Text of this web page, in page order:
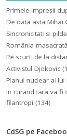
Primele impresii
De data asta Mihai
Sincronicitati si pilde
România
Pe scurt, de la
Activistul Djokovic
Planul nuclear al lui
In curand tara va fi
filantropi (134)
CdSG pe